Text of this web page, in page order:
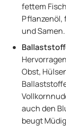
fettem
Pflanzenöl,
und Samen.
Obst,
auch den
beugt